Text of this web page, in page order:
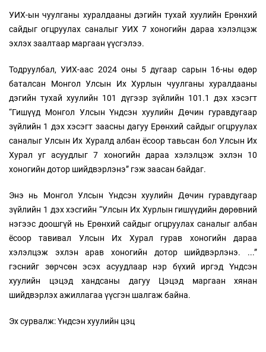
УИХ-ын чуулганы хуралдааны дэгийн тухай хуулийн Ерөнхий
сайдыг огцруулах саналыг УИХ 7 хоногийн дараа хэлэлцэж
эхлэх заалтаар маргаан үүсгэлээ.
Тодруулбал, УИХ-аас 2024 оны 5 дугаар сарын 16-ны өдөр
баталсан Монгол Улсын Их Хурлын чуулганы хуралдааны
дэгийн тухай хуулийн 101 дүгээр зүйлийн 101.1 дэх хэсэгт
“Гишүүд Монгол Улсын Үндсэн хуулийн Дөчин гуравдугаар
зүйлийн 1 дэх хэсэгт заасны дагуу Ерөнхий сайдыг огцруулах
саналыг Улсын Их Хуралд албан ёсоор тавьсан бол Улсын Их
Хурал уг асуудлыг 7 хоногийн дараа хэлэлцэж эхлэн 10
хоногийн дотор шийдвэрлэнэ” гэж заасан байдаг.
Энэ нь Монгол Улсын Үндсэн хуулийн Дөчин гуравдугаар
зүйлийн 1 дэх хэсгийн “Улсын Их Хурлын гишүүдийн дөрөвний
нэгээс доошгүй нь Ерөнхий сайдыг огцруулах саналыг албан
ёсоор тавивал Улсын Их Хурал гурав хоногийн дараа
хэлэлцэж эхлэн арав хоногийн дотор шийдвэрлэнэ. ...”
гэснийг зөрчсөн эсэх асуудлаар нэр бүхий иргэд Үндсэн
хуулийн цэцэд хандсаны дагуу Цэцэд маргаан хянан
шийдвэрлэх ажиллагаа үүсгэн шалгаж байна.
Эх сурвалж: Үндсэн хуулийн цэц